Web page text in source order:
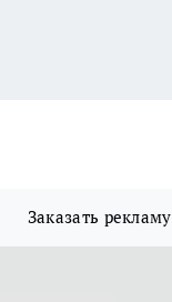
Заказать рекламу